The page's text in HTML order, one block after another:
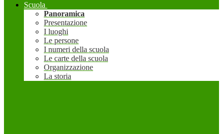
Scuola
Panoramica
Presentazione
I luoghi
Le persone
I numeri della scuola
Le carte della scuola
Organizzazione
La storia